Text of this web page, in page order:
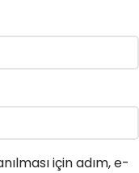
için adım, e-